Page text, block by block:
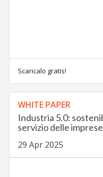
Scaricalo gratis!
WHITE PAPER
Industria 5.0:
servizio delle imprese
29 Apr 2025